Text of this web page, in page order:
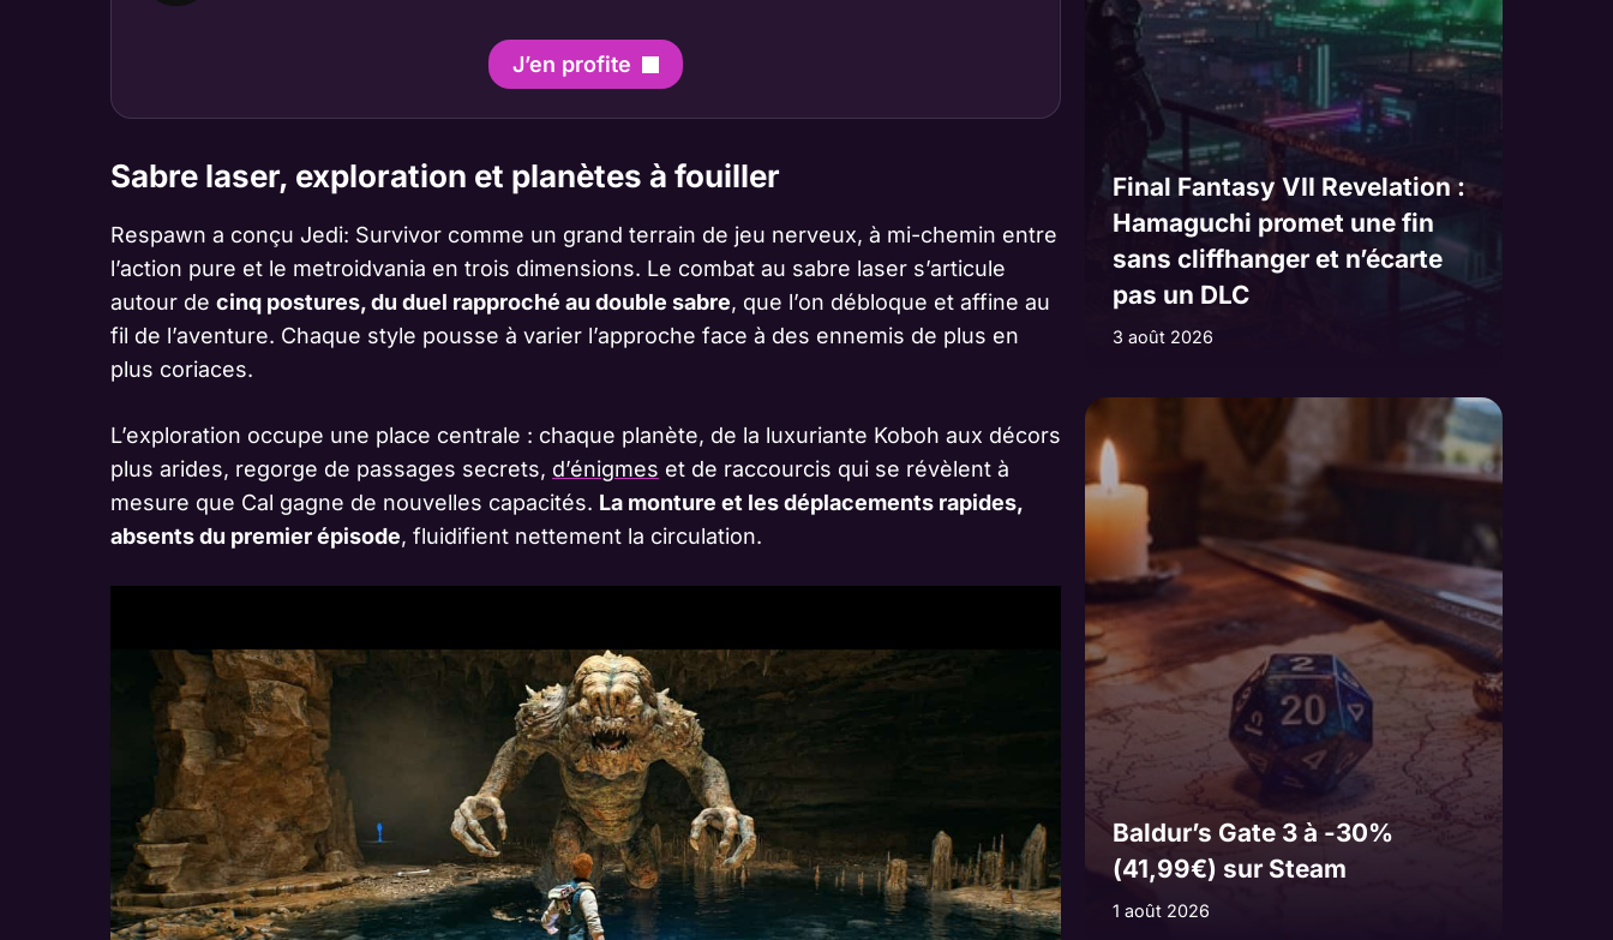
J’en profite
Sabre laser, exploration et planètes à fouiller
Respawn a conçu Jedi: Survivor comme un grand terrain de jeu nerveux, à mi-chemin entre
l’action pure et le metroidvania en trois dimensions. Le combat au sabre laser s’articule
autour de cinq postures, du duel rapproché au double sabre, que l’on débloque et affine au
fil de l’aventure. Chaque style pousse à varier l’approche face à des ennemis de plus en
plus coriaces.
L’exploration occupe une place centrale : chaque planète, de la luxuriante Koboh aux décors
plus arides, regorge de passages secrets, d’énigmes et de raccourcis qui se révèlent à
mesure que Cal gagne de nouvelles capacités. La monture et les déplacements rapides,
absents du premier épisode, fluidifient nettement la circulation.
Final Fantasy VII Revelation :
Hamaguchi promet une fin
sans cliffhanger et n’écarte
pas un DLC
3 août 2026
Baldur’s Gate 3 à -30%
(41,99€) sur Steam
1 août 2026